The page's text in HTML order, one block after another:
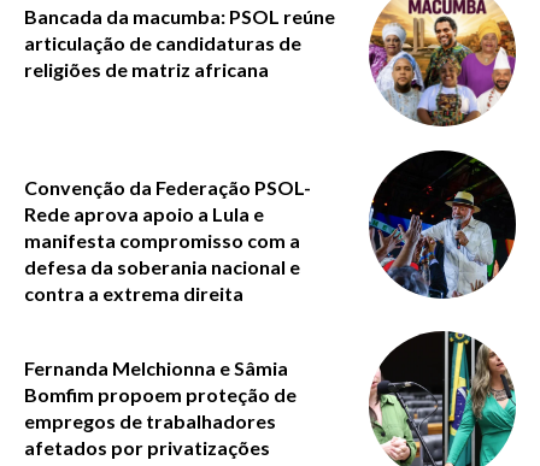
Bancada da macumba: PSOL reúne
articulação de candidaturas de
religiões de matriz africana
Convenção da Federação PSOL-
Rede aprova apoio a Lula e
manifesta compromisso com a
defesa da soberania nacional e
contra a extrema direita
Fernanda Melchionna e Sâmia
Bomfim propoem proteção de
empregos de trabalhadores
afetados por privatizações